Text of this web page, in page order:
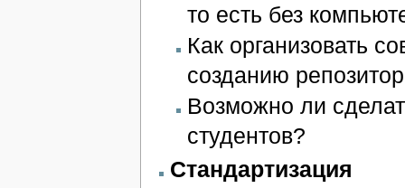
то есть без
Как организовать
созданию
Возможно ли
студентов?
Стандартизация